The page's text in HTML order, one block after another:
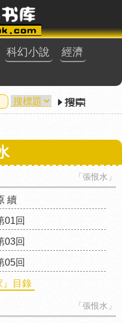
科幻小說
經濟
「張恨水」
續
01回
03回
05回
』目錄
「張恨水」